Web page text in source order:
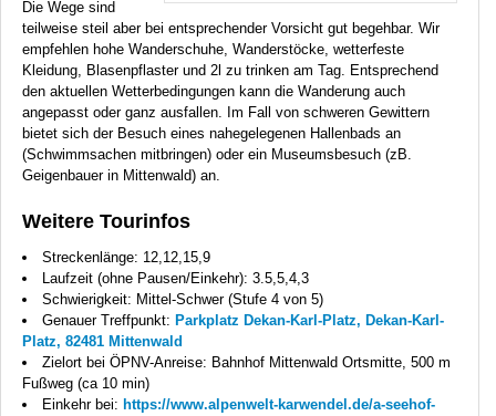
Die Wege sind
teilweise steil aber bei entsprechender Vorsicht gut begehbar. Wir
empfehlen hohe Wanderschuhe, Wanderstöcke, wetterfeste
Kleidung, Blasenpflaster und 2l zu trinken am Tag. Entsprechend
den aktuellen Wetterbedingungen kann die Wanderung auch
angepasst oder ganz ausfallen. Im Fall von schweren Gewittern
bietet sich der Besuch eines nahegelegenen Hallenbads an
(Schwimmsachen mitbringen) oder ein Museumsbesuch (zB.
Geigenbauer in Mittenwald) an.
Weitere Tourinfos
Streckenlänge: 12,12,15,9
Laufzeit (ohne Pausen/Einkehr): 3.5,5,4,3
Schwierigkeit: Mittel-Schwer (Stufe 4 von 5)
Genauer Treffpunkt: Parkplatz Dekan-Karl-Platz, Dekan-Karl-
Platz, 82481 Mittenwald
Zielort bei ÖPNV-Anreise: Bahnhof Mittenwald Ortsmitte, 500 m
Fußweg (ca 10 min)
Einkehr bei: https://www.alpenwelt-karwendel.de/a-seehof-